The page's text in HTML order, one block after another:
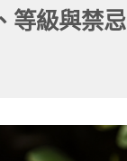
等級與禁忌